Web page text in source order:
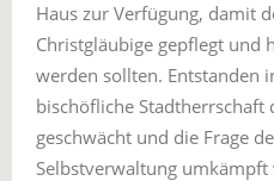
Haus zur Verfügung, damit
Christgläubige gepflegt und
werden sollten. Entstanden
bischöfliche Stadtherrschaft
geschwächt und die Frage
Selbstverwaltung